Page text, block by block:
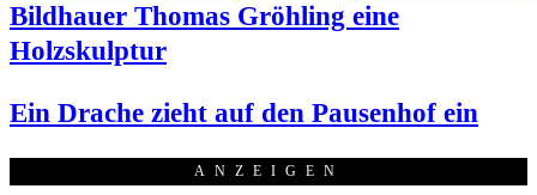
Bild­hau­er Tho­mas Gröh­ling eine
Holzskulptur
Ein Dra­che zieht auf den Pau­sen­hof ein
ANZEI­GEN